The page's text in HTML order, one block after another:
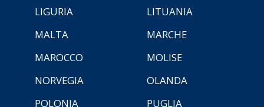
LIGURIA
LITUANIA
MALTA
MARCHE
MAROCCO
MOLISE
NORVEGIA
OLANDA
POLONIA
PUGLIA